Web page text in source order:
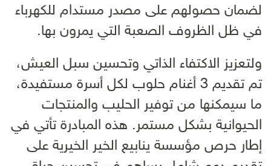
لضمان حصولهم على مصدر مستدام للكهرباء
في ظل الظروف الصعبة التي يمرون بها.
ولتعزيز الاكتفاء الذاتي وتحسين سبل العيش،
تم تقديم 3 أغنام حلوب لكل أسرة مستفيدة،
ما سيمكنها من توفير الحليب والمنتجات
الحيوانية بشكل مستمر. هذه المبادرة تأتي في
إطار حرص مؤسسة ينابيع الخير الخيرية على